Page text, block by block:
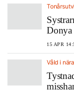
Donya
15 APR
Våld i